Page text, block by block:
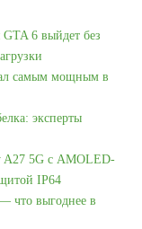
GTA 6 выйдет без
самым мощным в
эксперты
A27 5G с AMOLED-
IP64
что выгоднее в